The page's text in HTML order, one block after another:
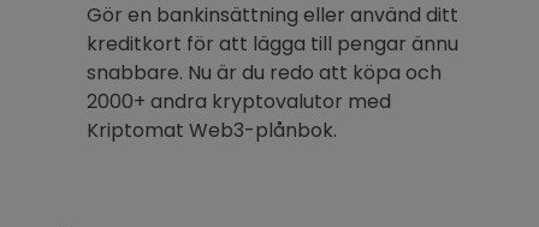
Gör en bankinsättning eller använd ditt
kreditkort för att lägga till pengar ännu
snabbare. Nu är du redo att köpa och
2000+ andra kryptovalutor med
Kriptomat Web3-plånbok.